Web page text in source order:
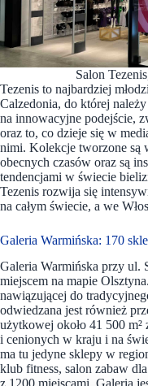
Salon
Tezenis to najbardziej
Calzedonia, do której
na innowacyjne podejście,
oraz to, co dzieje się w
nimi. Kolekcje tworzone są
obecnych czasów oraz są
tendencjami w świecie
Tezenis rozwija się
na całym świecie, a we
Galeria Warmińska: 170
Galeria Warmińska przy ul.
miejscem na mapie
nawiązującej do
odwiedzana jest również
użytkowej około 41 500
i cenionych w kraju i na
ma tu jedyne sklepy w
klub fitness, salon zabaw